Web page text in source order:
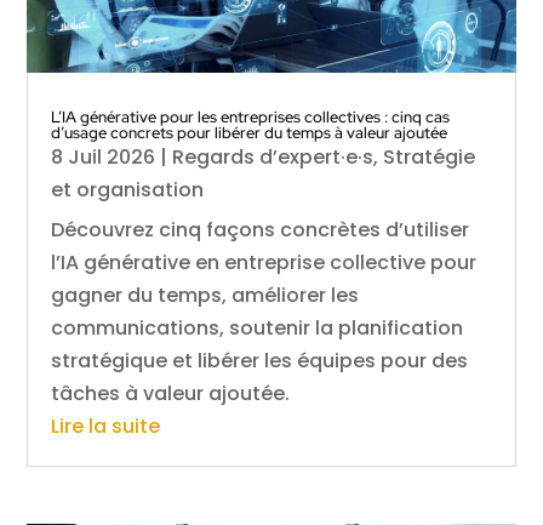
L’IA générative pour les entreprises collectives : cinq cas
d’usage concrets pour libérer du temps à valeur ajoutée
8 Juil 2026 | Regards d’expert·e·s, Stratégie
et organisation
Découvrez cinq façons concrètes d’utiliser
l’IA générative en entreprise collective pour
gagner du temps, améliorer les
communications, soutenir la planification
stratégique et libérer les équipes pour des
tâches à valeur ajoutée.
Lire la suite